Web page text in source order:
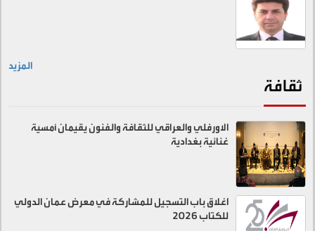
المزيد
ثقافة
الاورفلي والعراقي للثقافة والفنون يقيمان أمسية
غنائية بغدادية
اغلاق باب التسجيل للمشاركة في معرض عمان الدولي
للكتاب 2026